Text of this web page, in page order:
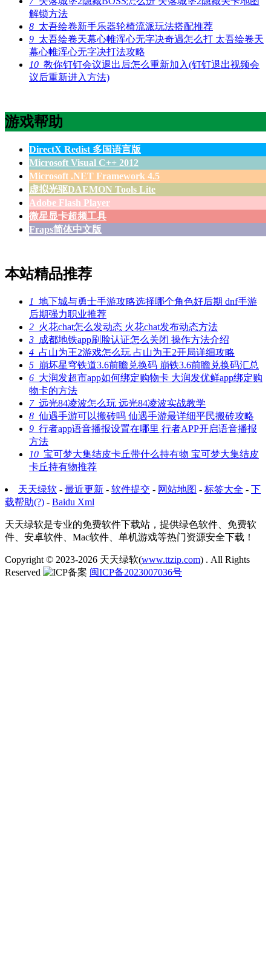
解锁方法
8 太吾绘卷新手乐器轮椅流派玩法搭配推荐
9 太吾绘卷天幕心帷浑心无字决奇遇怎么打 太吾绘卷天
幕心帷浑心无字决打法攻略
10 教你钉钉会议退出后怎么重新加入(钉钉退出视频会
议后重新进入方法)
游戏帮助
DirectX Redist 多国语言版
Microsoft Visual C++ 2012
Microsoft .NET Framework 4.5
虚拟光驱DAEMON Tools Lite
Adobe Flash Player
微星显卡超频工具
Fraps简体中文版
本站精品推荐
1 地下城与勇士手游攻略选择哪个角色好后期 dnf手游
后期强力职业推荐
2 火花chat怎么发动态 火花chat发布动态方法
3 成都地铁app刷脸认证怎么关闭 操作方法介绍
4 占山为王2游戏怎么玩 占山为王2开局详细攻略
5 崩坏星穹铁道3.6前瞻兑换码 崩铁3.6前瞻兑换码汇总
6 大润发超市app如何绑定购物卡 大润发优鲜app绑定购
物卡的方法
7远光84凌波怎么玩 远光84凌波实战教学
8 仙遇手游可以搬砖吗 仙遇手游最详细平民搬砖攻略
9 行者app语音播报设置在哪里 行者APP开启语音播报
方法
10 宝可梦大集结皮卡丘带什么持有物 宝可梦大集结皮
卡丘持有物推荐
天天绿软 - 最近更新 - 软件提交 - 网站地图 - 标签大全 - 下
载帮助(?) - Baidu Xml
天天绿软是专业的免费软件下载站，提供绿色软件、免费软
件、安卓软件、Mac软件、单机游戏等热门资源安全下载！
Copyright © 2023-2026 天天绿软(www.ttzip.com) . All Rights
Reserved
闽ICP备2023007036号